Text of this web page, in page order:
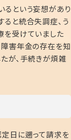
るという妄想があり
と統合失調症、う
を受けていました
障害年金の存在を知
が、手続きが煩雑
日に遡って請求を